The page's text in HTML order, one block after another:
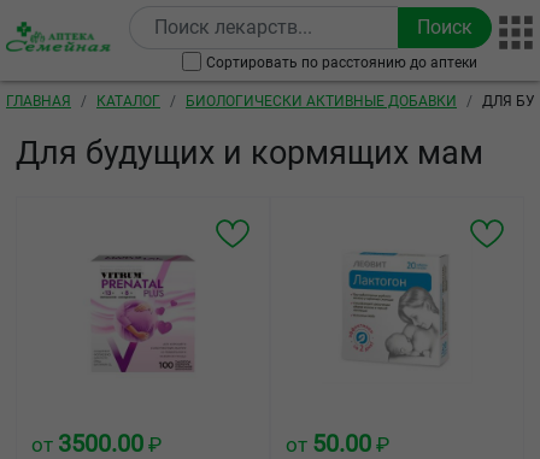
Сортировать по расстоянию до аптеки
Строка навигации
ГЛАВНАЯ КАТАЛОГ БИОЛОГИЧЕСКИ АКТИВНЫЕ ДОБАВКИ ДЛЯ
Для будущих и кормящих мам
от 3500.00 ₽ от 50.00 ₽